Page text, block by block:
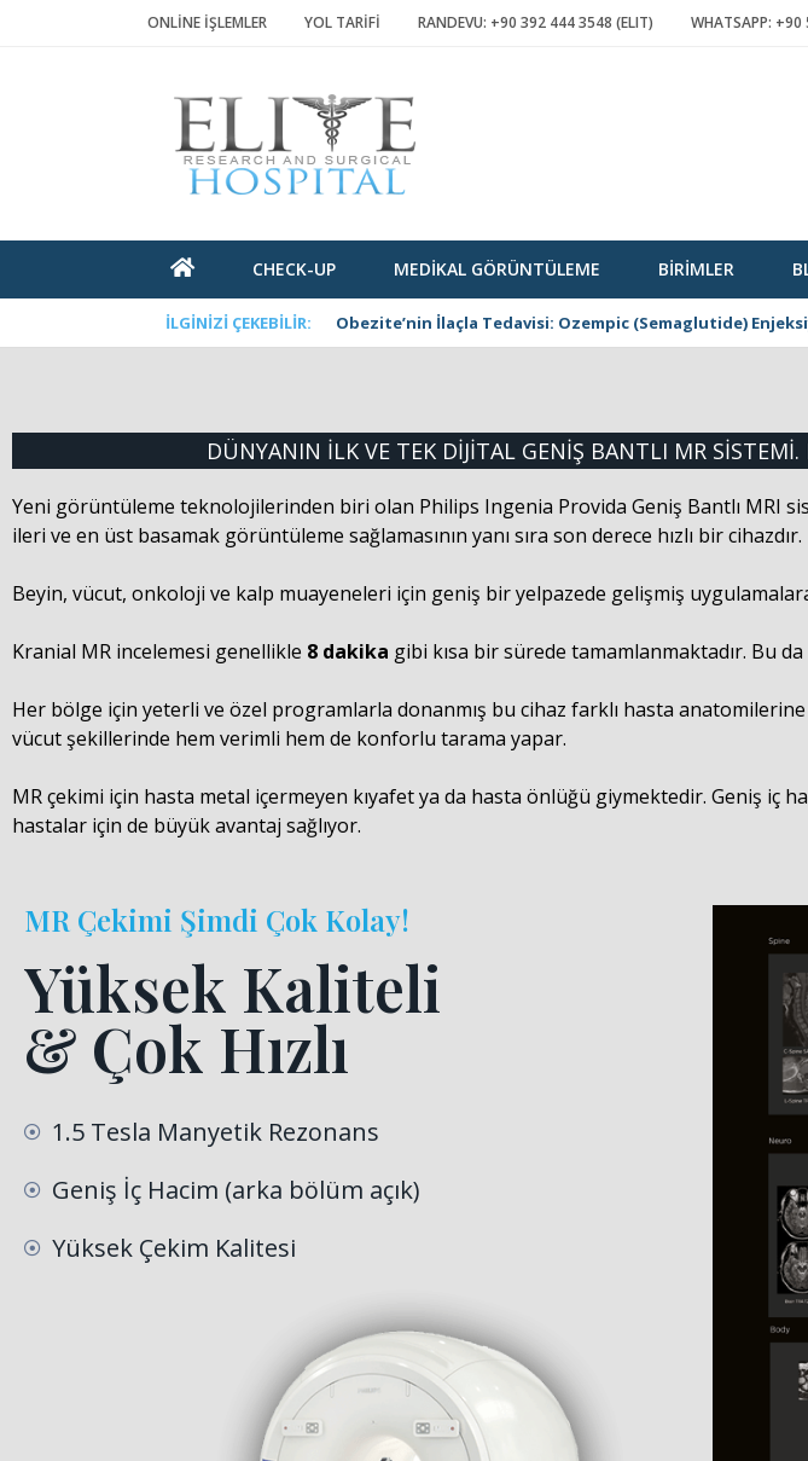
ONLİNE İŞLEMLER YOL TARİFİ RANDEVU: +90 392 444 3548 (ELIT) WHATSAPP:
CHECK-UP MEDIKAL GÖRÜNTÜLEME BIRIMLER
İLGINIZI ÇEKEBILIR: Obezite’nin İlaçla Tedavisi: Ozempic (Semaglutide)
DÜNYANIN İLK VE TEK DIJITAL GENIŞ BANTLI MR SISTEMI.
Yeni görüntüleme teknolojilerinden biri olan Philips Ingenia Provida Geniş Bantlı MRI
ileri ve en üst basamak görüntüleme sağlamasının yanı sıra son derece hızlı bir cihazdır.
Beyin, vücut, onkoloji ve kalp muayeneleri için geniş bir yelpazede gelişmiş
Kranial MR incelemesi genellikle 8 dakika gibi kısa bir sürede tamamlanmaktadır. Bu
Her bölge için yeterli ve özel programlarla donanmış bu cihaz farklı hasta
vücut şekillerinde hem verimli hem de konforlu tarama yapar.
MR çekimi için hasta metal içermeyen kıyafet ya da hasta önlüğü giymektedir. Geniş iç
hastalar için de büyük avantaj sağlıyor.
MR Çekimi Şimdi Çok Kolay!
Yüksek Kaliteli
& Çok Hızlı
1.5 Tesla Manyetik Rezonans
Geniş İç Hacim (arka bölüm açık)
Yüksek Çekim Kalitesi